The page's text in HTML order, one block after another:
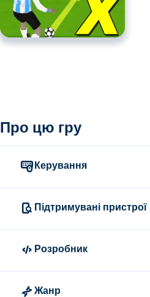
Тут ви можете грати в Penalty
Про цю гру
Керування
Підтримувані пристрої
Розробник
Жанр